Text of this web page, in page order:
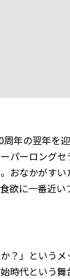
年の翌年を
パーロング
おなかがす
欲に一番近
？」という
代という舞